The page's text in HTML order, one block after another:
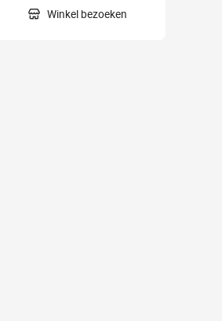
 Winkel bezoeken